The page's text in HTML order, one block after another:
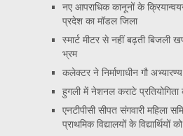
नए आपराधिक कानूनों के
प्रदेश का मॉडल जिला
स्मार्ट मीटर से नहीं बढ़ती
भ्रम
कलेक्टर ने निर्माणाधीन गौ
हुगली में नेशनल कराटे
एनटीपीसी सीपत संगवारी महिला
प्राथमिक विद्यालयों के विद्यार्थियों